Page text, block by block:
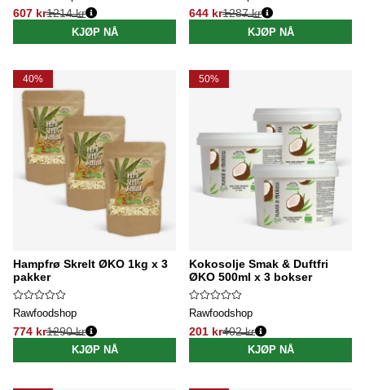
607 kr
Vanlig pris:
1214 kr
KJØP NÅ
644 kr
Vanlig pris:
1287 kr
KJØP NÅ
40%
Hampfrø Skrelt ØKO 1kg x 3
pakker
Rawfoodshop
774 kr
Vanlig pris:
1290 kr
KJØP NÅ
50%
Kokosolje Smak & Duftfri
ØKO 500ml x 3 bokser
Rawfoodshop
201 kr
Vanlig pris:
402 kr
KJØP NÅ